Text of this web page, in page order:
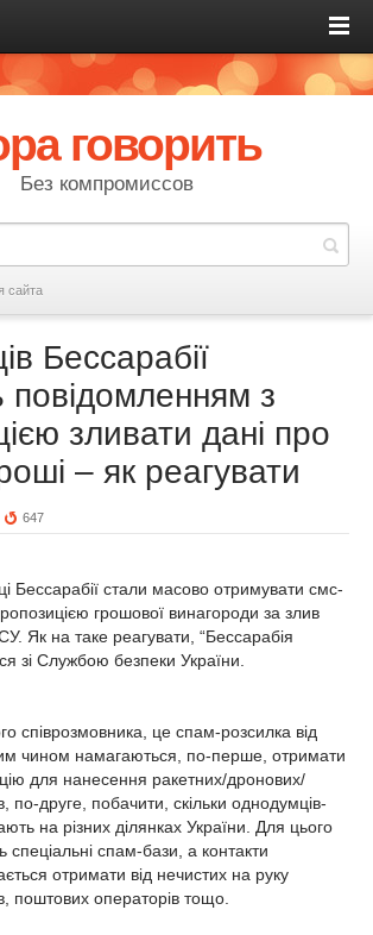
говорить
Без компромиссов
сайта
Бессарабії
повідомленням з
зливати дані про
– як реагувати
647
Бессарабії стали масово отримувати смс-
грошової винагороди за злив
Як на таке реагувати, “Бессарабія
зі Службою безпеки України.
співрозмовника, це спам-розсилка від
чином намагаються, по-перше, отримати
для нанесення ракетних/дронових/
по-друге, побачити, скільки однодумців-
на різних ділянках України. Для цього
спам-бази, а контакти
отримати від нечистих на руку
поштових операторів тощо.